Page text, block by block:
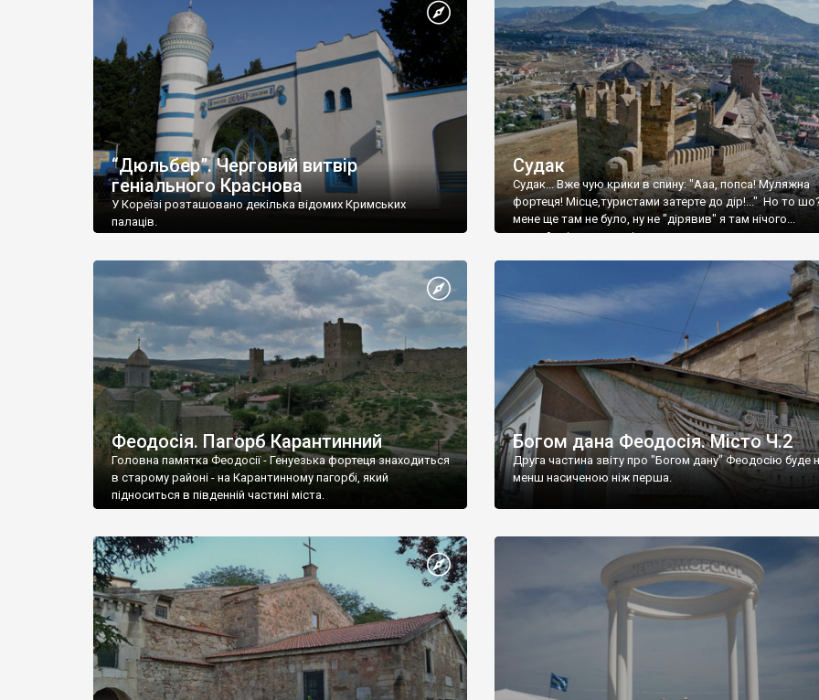
“Дюльбер”. Черговий витвір
геніального Краснова
У Кореїзі розташовано декілька відомих Кримських
палаців.
Судак
Судак... Вже чую крики в спину: "Ааа, попса! Муляжна
фортеця! Місце,туристами затерте до дір!..." Но то
мене ще там не було, ну не "дірявив" я там нічого...
принаймні до цього літа.
Феодосія. Пагорб Карантинний
Головна памятка Феодосії - Генуезька фортеця знаходиться
в старому районі - на Карантинному пагорбі, який
підноситься в південній частині міста.
Богом дана Феодосія. Місто Ч.2
Друга частина звіту про "Богом дану" Феодосію буде
менш насиченою ніж перша.